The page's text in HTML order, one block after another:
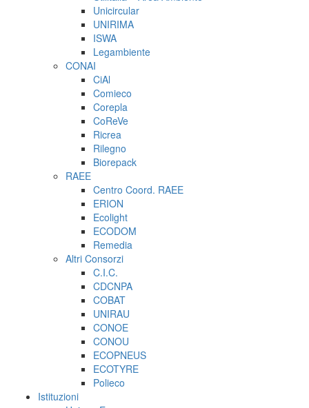
Unicircular
UNIRIMA
ISWA
Legambiente
CONAI
CiAl
Comieco
Corepla
CoReVe
Ricrea
Rilegno
Biorepack
RAEE
Centro Coord. RAEE
ERION
Ecolight
ECODOM
Remedia
Altri Consorzi
C.I.C.
CDCNPA
COBAT
UNIRAU
CONOE
CONOU
ECOPNEUS
ECOTYRE
Polieco
Istituzioni